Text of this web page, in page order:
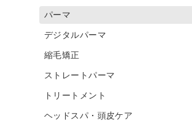
パーマ
デジタルパーマ
縮毛矯正
ストレートパーマ
トリートメント
ヘッドスパ・頭皮ケア